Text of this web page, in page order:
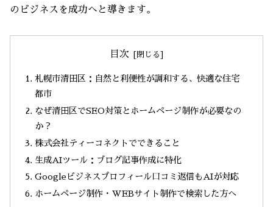
のビジネスを成功へと導きます。
目次
札幌市清田区：自然と利便性が調和する、快適な住宅
都市
なぜ清田区でSEO対策とホームページ制作が必要なの
か？
株式会社ティーコネクトでできること
生成AIツール：ブログ記事作成に特化
Googleビジネスプロフィール口コミ返信もAIが対応
ホームページ制作・WEBサイト制作で検索した方へ